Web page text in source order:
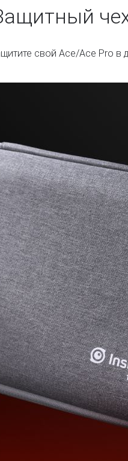
свой Ace/Ace Pro в